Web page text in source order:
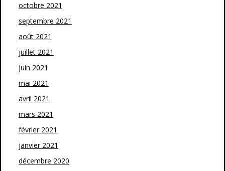
octobre 2021
septembre 2021
août 2021
juillet 2021
juin 2021
mai 2021
avril 2021
mars 2021
février 2021
janvier 2021
décembre 2020